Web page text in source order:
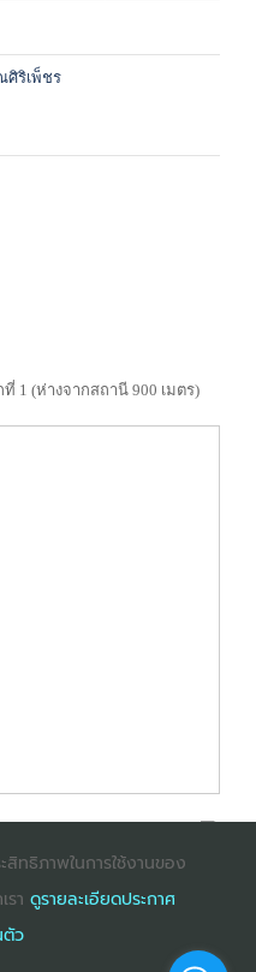
ศิริเพ็ชร
1 (ห่างจากสถานี 900 เมตร)
ขึ้นไป
ขึ้นไป
ทธิภาพในการใช้งานของ
า ดูรายละเอียดประกาศ
ตัว